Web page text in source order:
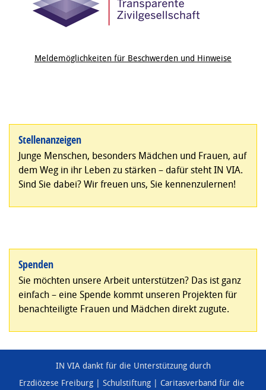
Meldemöglichkeiten für Beschwerden und Hinweise
Stellenanzeigen
Junge Menschen, besonders Mädchen und Frauen, auf
dem Weg in ihr Leben zu stärken – dafür steht IN VIA.
Sind Sie dabei? Wir freuen uns, Sie kennenzulernen!
Spenden
Sie möchten unsere Arbeit unterstützen? Das ist ganz
einfach – eine Spende kommt unseren Projekten für
benachteiligte Frauen und Mädchen direkt zugute.
IN VIA dankt für die Unterstützung durch
Erzdiözese Freiburg
Schulstiftung
Caritasverband für die